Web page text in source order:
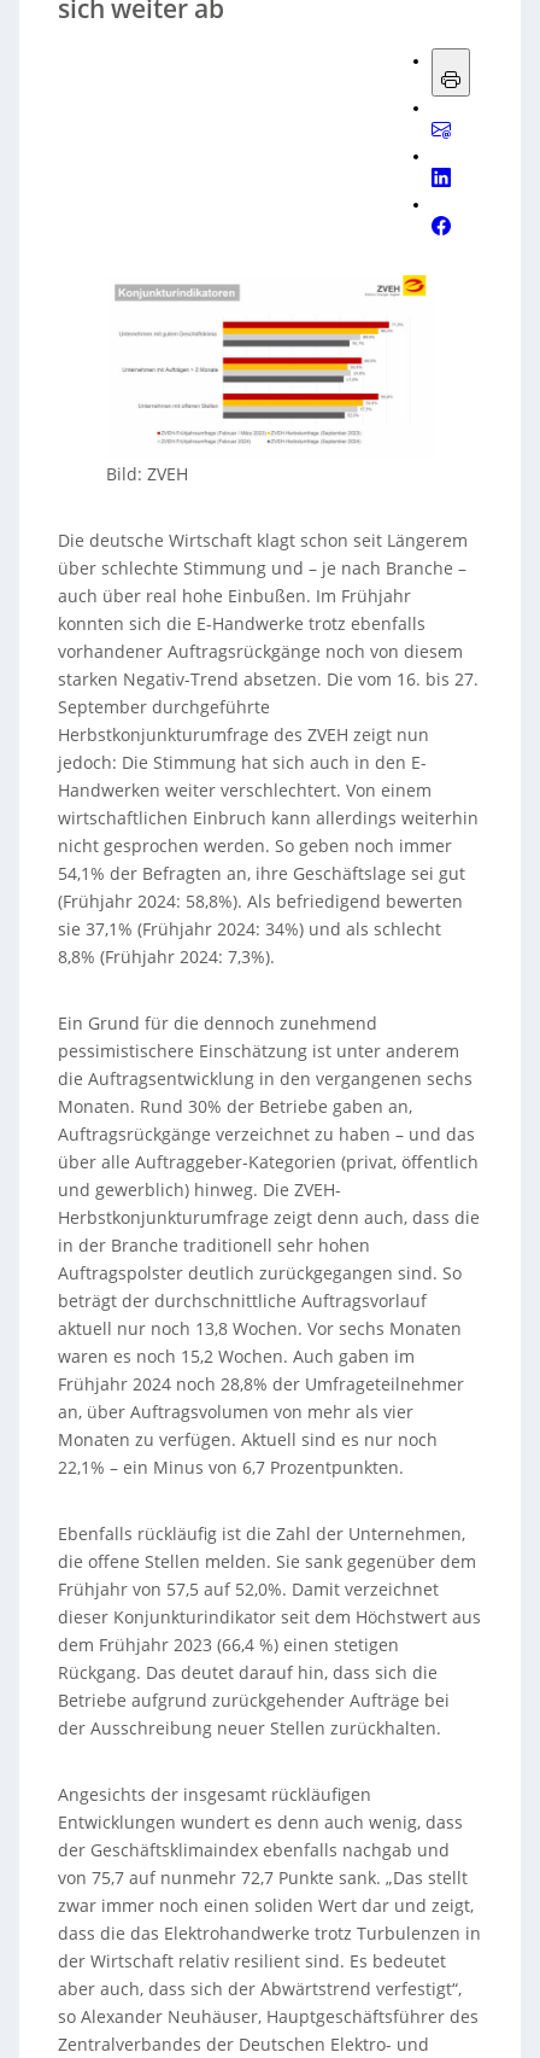
sich weiter ab
Bild: ZVEH
Die deutsche Wirtschaft klagt schon seit Längerem
über schlechte Stimmung und – je nach Branche –
auch über real hohe Einbußen. Im Frühjahr
konnten sich die E-Handwerke trotz ebenfalls
vorhandener Auftragsrückgänge noch von diesem
starken Negativ-Trend absetzen. Die vom 16. bis 27.
September durchgeführte
Herbstkonjunkturumfrage des ZVEH zeigt nun
jedoch: Die Stimmung hat sich auch in den E-
Handwerken weiter verschlechtert. Von einem
wirtschaftlichen Einbruch kann allerdings weiterhin
nicht gesprochen werden. So geben noch immer
54,1% der Befragten an, ihre Geschäftslage sei gut
(Frühjahr 2024: 58,8%). Als befriedigend bewerten
sie 37,1% (Frühjahr 2024: 34%) und als schlecht
8,8% (Frühjahr 2024: 7,3%).
Ein Grund für die dennoch zunehmend
pessimistischere Einschätzung ist unter anderem
die Auftragsentwicklung in den vergangenen sechs
Monaten. Rund 30% der Betriebe gaben an,
Auftragsrückgänge verzeichnet zu haben – und das
über alle Auftraggeber-Kategorien (privat, öffentlich
und gewerblich) hinweg. Die ZVEH-
Herbstkonjunkturumfrage zeigt denn auch, dass die
in der Branche traditionell sehr hohen
Auftragspolster deutlich zurückgegangen sind. So
beträgt der durchschnittliche Auftragsvorlauf
aktuell nur noch 13,8 Wochen. Vor sechs Monaten
waren es noch 15,2 Wochen. Auch gaben im
Frühjahr 2024 noch 28,8% der Umfrageteilnehmer
an, über Auftragsvolumen von mehr als vier
Monaten zu verfügen. Aktuell sind es nur noch
22,1% – ein Minus von 6,7 Prozentpunkten.
Ebenfalls rückläufig ist die Zahl der Unternehmen,
die offene Stellen melden. Sie sank gegenüber dem
Frühjahr von 57,5 auf 52,0%. Damit verzeichnet
dieser Konjunkturindikator seit dem Höchstwert aus
dem Frühjahr 2023 (66,4 %) einen stetigen
Rückgang. Das deutet darauf hin, dass sich die
Betriebe aufgrund zurückgehender Aufträge bei
der Ausschreibung neuer Stellen zurückhalten.
Angesichts der insgesamt rückläufigen
Entwicklungen wundert es denn auch wenig, dass
der Geschäftsklimaindex ebenfalls nachgab und
von 75,7 auf nunmehr 72,7 Punkte sank. „Das stellt
zwar immer noch einen soliden Wert dar und zeigt,
dass die das Elektrohandwerke trotz Turbulenzen in
der Wirtschaft relativ resilient sind. Es bedeutet
aber auch, dass sich der Abwärtstrend verfestigt“,
so Alexander Neuhäuser, Hauptgeschäftsführer des
Zentralverbandes der Deutschen Elektro- und